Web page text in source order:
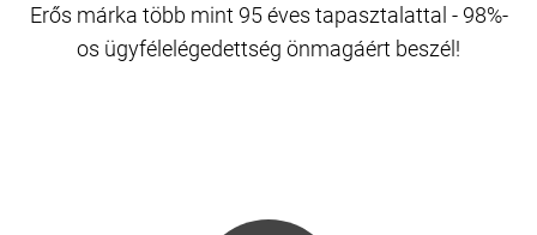
Erős márka több mint 95 éves tapasztalattal - 98%-
os ügyfélelégedettség önmagáért beszél!